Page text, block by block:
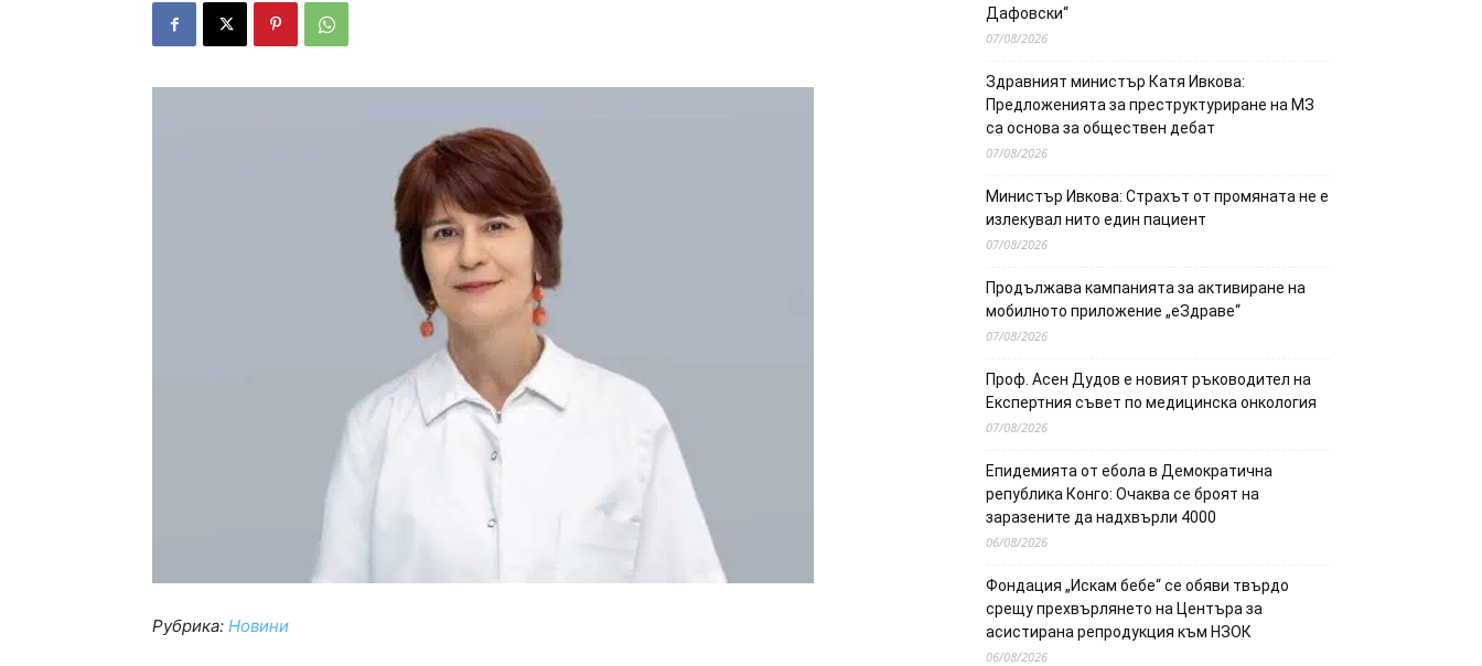
Рубрика: Новини
Дафовски“
07/08/2026
Здравният министър Катя Ивкова:
Предложенията за преструктуриране на МЗ
са основа за обществен дебат
07/08/2026
Министър Ивкова: Страхът от промяната не е
излекувал нито един пациент
07/08/2026
Продължава кампанията за активиране на
мобилното приложение „еЗдраве“
07/08/2026
Проф. Асен Дудов е новият ръководител на
Експертния съвет по медицинска онкология
07/08/2026
Епидемията от ебола в Демократична
република Конго: Очаква се броят на
заразените да надхвърли 4000
06/08/2026
Фондация „Искам бебе“ се обяви твърдо
срещу прехвърлянето на Центъра за
асистирана репродукция към НЗОК
06/08/2026